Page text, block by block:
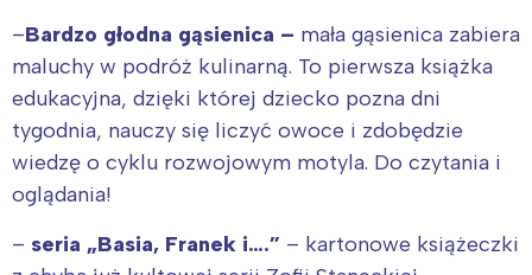
–Bardzo głodna gąsienica – mała gąsienica zabiera
maluchy w podróż kulinarną. To pierwsza książka
edukacyjna, dzięki której dziecko pozna dni
tygodnia, nauczy się liczyć owoce i zdobędzie
wiedzę o cyklu rozwojowym motyla. Do czytania i
oglądania!
– seria „Basia, Franek i….” – kartonowe książeczki
Interesują mnie wydarzenia z
tego regionu:
Łódź
Kraków